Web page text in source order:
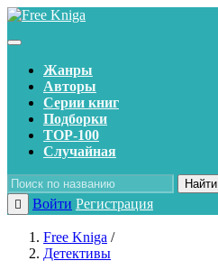
Жанры
Авторы
Серии книг
Подборки
TOP-100
Случайная
Найти
Войти Регистрация
Free Kniga /
Детективы